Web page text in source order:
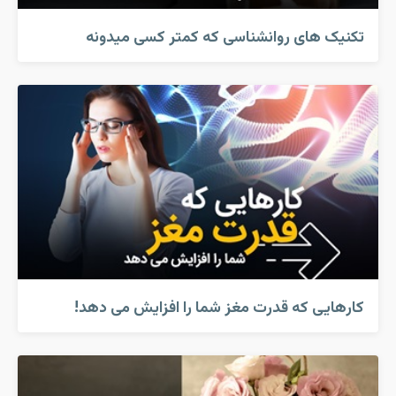
تکنیک های روانشناسی که کمتر کسی میدونه
کارهایی که قدرت مغز شما را افزایش می دهد!